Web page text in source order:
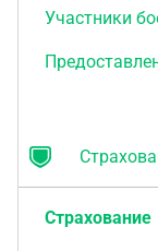
Участники
Страхование